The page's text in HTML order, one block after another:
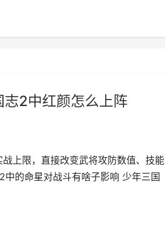
2中红颜怎么上阵
上限，直接改变武将攻防数值、技能
的命星对战斗有啥子影响 少年三国